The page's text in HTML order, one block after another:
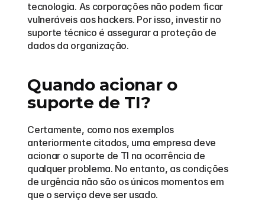
tecnologia. As corporações não podem ficar
vulneráveis aos hackers. Por isso, investir no
suporte técnico é assegurar a proteção de
dados da organização.
Quando acionar o
suporte de TI?
Certamente, como nos exemplos
anteriormente citados, uma empresa deve
acionar o suporte de TI na ocorrência de
qualquer problema. No entanto, as condições
de urgência não são os únicos momentos em
que o serviço deve ser usado.